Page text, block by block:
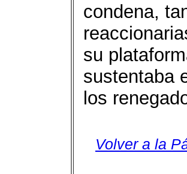
condena,
su
sustentaba
los
Volver a la